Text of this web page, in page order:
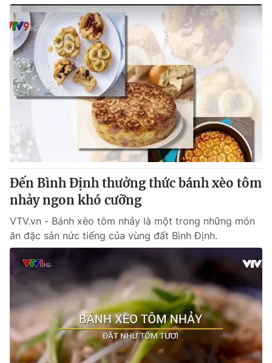
Đến Bình Định thưởng thức bánh xèo tôm
nhảy ngon khó cưỡng
VTV.vn - Bánh xèo tôm nhảy là một trong những món
ăn đặc sản nức tiếng của vùng đất Bình Định.